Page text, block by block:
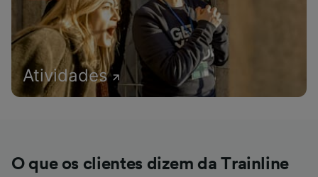
Atividades
O que os clientes dizem da Trainline